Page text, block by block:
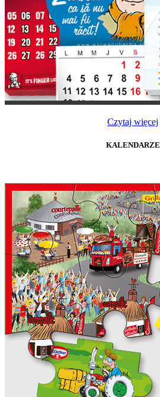
Czytaj więcej
KALENDARZE